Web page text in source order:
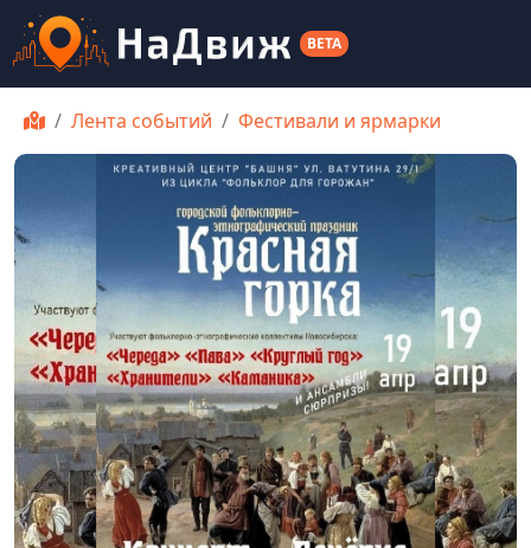
BETA
Лента событий Фестивали и ярмарки